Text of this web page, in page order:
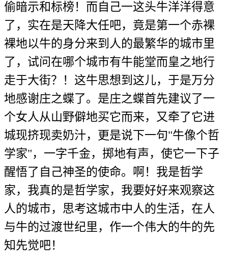
偷暗示和标榜！而自己一这头牛洋洋得意
了，实在是天降大任吧，竟是第一个赤裸
裸地以牛的身分来到人的最繁华的城市里
了，试问在哪个城市有牛能堂而皇之地行
走于大街？！这牛思想到这儿，于是万分
地感谢庄之蝶了。是庄之蝶首先建议了一
个女人从山野僻地买它而来，又牵了它进
城现挤现卖奶汁，更是说下一句"牛像个哲
学家"，一字千金，掷地有声，使它一下子
醒悟了自己神圣的使命。啊！我是哲学
家，我真的是哲学家，我要好好来观察这
人的城市，思考这城市中人的生活，在人
与牛的过渡世纪里，作一个伟大的牛的先
知先觉吧！